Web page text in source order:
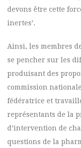
devons être cette
inertes’.
Ainsi, les membres
se pencher sur les
produisant des
commission
fédératrice et
représentants de la
d’intervention de
questions de la